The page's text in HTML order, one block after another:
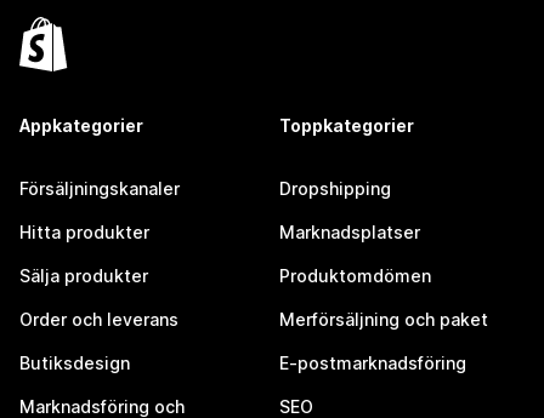
Appkategorier
Försäljningskanaler
Hitta produkter
Sälja produkter
Order och leverans
Butiksdesign
Marknadsföring och
Toppkategorier
Dropshipping
Marknadsplatser
Produktomdömen
Merförsäljning och paket
E-postmarknadsföring
SEO